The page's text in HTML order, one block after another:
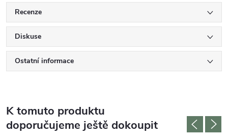
Recenze
Diskuse
Ostatní informace
K tomuto produktu
doporučujeme ještě dokoupit